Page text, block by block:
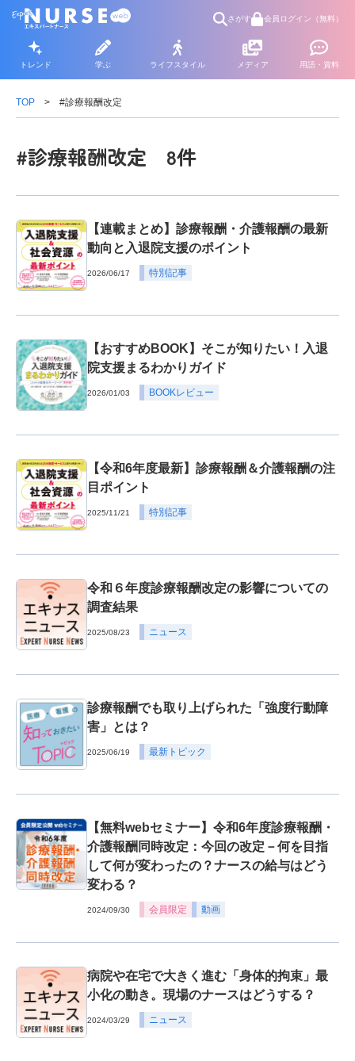
さがす 会員ログイン（無料）
トレンド 学ぶ ライフスタイル メディア 用語・資料
TOP #診療報酬改定
#診療報酬改定 8件
【連載まとめ】診療報酬・介護報酬の最新
動向と入退院支援のポイント
2026/06/17 特別記事
【おすすめBOOK】そこが知りたい！入退
院支援まるわかりガイド
2026/01/03 BOOKレビュー
【令和6年度最新】診療報酬＆介護報酬の注
目ポイント
2025/11/21 特別記事
令和６年度診療報酬改定の影響についての
調査結果
2025/08/23 ニュース
診療報酬でも取り上げられた「強度行動障
害」とは？
2025/06/19 最新トピック
【無料webセミナー】令和6年度診療報酬・
介護報酬同時改定：今回の改定－何を目指
して何が変わったの？ナースの給与はどう
変わる？
2024/09/30 会員限定 動画
病院や在宅で大きく進む「身体的拘束」最
小化の動き。現場のナースはどうする？
2024/03/29 ニュース